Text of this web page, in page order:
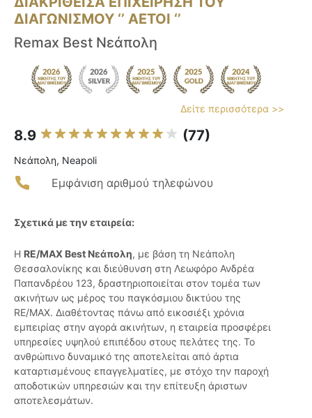
ΔΙΑΓΩΝΙΣΜΟΥ ‘’ ΑΕΤΟΙ ‘’
Remax Best Νεάπολη
Δείτε περισσότερα >>
8.9 (77)
Νεάπολη, Neapoli
Εμφάνιση αριθμού τηλεφώνου
Σχετικά με την εταιρεία:
Η RE/MAX Best Νεάπολη, με βάση τη Νεάπολη
Θεσσαλονίκης και διεύθυνση στη Λεωφόρο Ανδρέα
Παπανδρέου 123, δραστηριοποιείται στον τομέα των
ακινήτων ως μέρος του παγκόσμιου δικτύου της
RE/MAX. Διαθέτοντας πάνω από εικοσιέξι χρόνια
εμπειρίας στην αγορά ακινήτων, η εταιρεία προσφέρει
υπηρεσίες υψηλού επιπέδου στους πελάτες της. Το
ανθρώπινο δυναμικό της αποτελείται από άρτια
καταρτισμένους επαγγελματίες, με στόχο την παροχή
αποδοτικών υπηρεσιών και την επίτευξη άριστων
αποτελεσμάτων.